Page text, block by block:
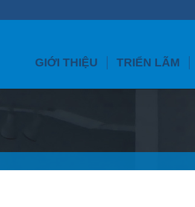
TRIỂN LÃM
GIỚI THIỆU